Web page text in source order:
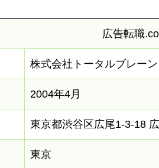
広告転職
株式会社トータルブレーン
2004年4月
東京都渋谷区広尾1-3-18
東京